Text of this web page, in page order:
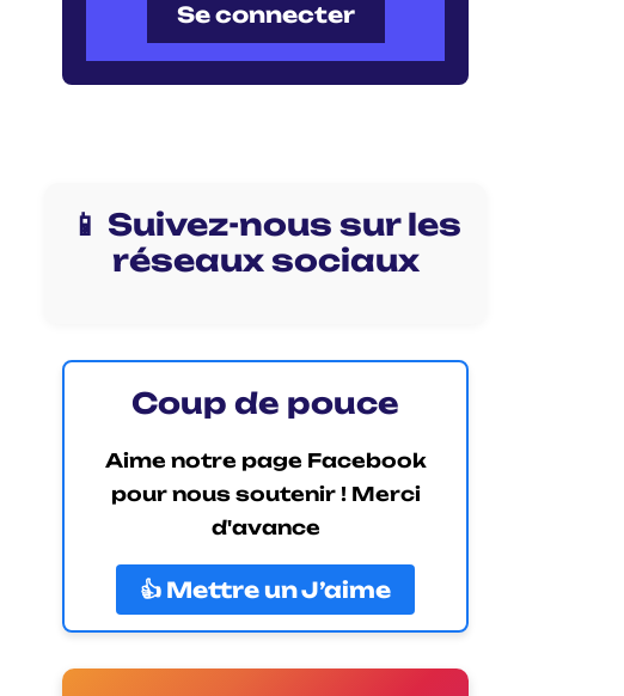
Se connecter
📱 Suivez-nous sur les
réseaux sociaux
Coup de pouce
Aime notre page Facebook
pour nous soutenir ! Merci
d'avance
👍 Mettre un J’aime